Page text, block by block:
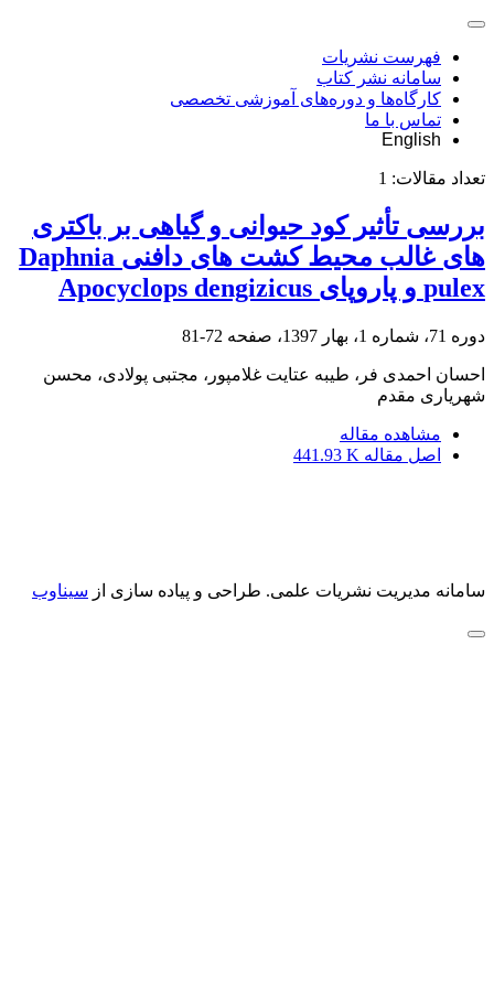
فهرست نشریات
سامانه نشر کتاب
کارگاه‌ها و دوره‌های آموزشی تخصصی
تماس با ما
English
تعداد مقالات: 1
بررسی تأثیر کود حیوانی و گیاهی بر باکتری
های غالب محیط کشت های دافنی Daphnia
pulex و پاروپای Apocyclops dengizicus
دوره 71، شماره 1، بهار 1397، صفحه 72-81
احسان احمدی فر، طیبه عتایت غلامپور، مجتبی پولادی، محسن
شهریاری مقدم
مشاهده مقاله
اصل مقاله 441.93 K
سامانه مدیریت نشریات علمی. طراحی و پیاده سازی از سیناوب